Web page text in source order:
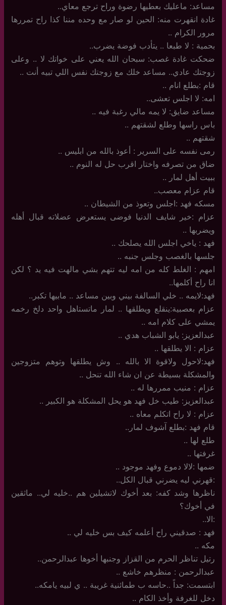
مساعد: ماعليك بعطيها رضوة وراح ترجع معاي..
غادة انقهرت منه: الحين لو صار مع وحده مننا كذا راح تمررها
مرور الكرام ..
بحمية : لا طبعا .. يتأدب فوضة يضرب..
ضحكت غادة غصب: سبحان الله يعني على خواتك لا .. وعلى
زوجتك عادي.. مساعد خلك مع زوجتك نفس اللي تبيه أنت ..
قام :بطلع انام ..
امه: لا اجلس تعشى..
مساعد ضايق: لا يمه مالي رغبة فيه ..
باس راسها وطلع لشقتهم ..
شقتهم ..
رمى نفسه على السرير : أعوذ بالله من ابليس ..
ضاق من تصرفه واختار اقرب حل له النوم ..
ببيت أهل لمار ..
قام عزام معصب..
مسكه فهد :اجلس وتعوذ من الشيطان ..
عزام :خير شايف الدنيا فوضى يستعرض عضلاته قبال أهله
ويضربها ..
فهد : ياخي اجلس الله يصلحك ..
جلسها بالغصب وجلس جنبه ..
امهم : الغلط كله من امه ليه تتهم بشي مالهت فيه يد ؟ لكن
انا راح أكلمها..
فهد:لايمه .. خلي السالفة بيني وبين مساعد .. مابيها تكبر..
عزام بعصبية:ينقلع ويطلقها .. لمار ماتستاهل واحد دلخ رخمه
يمشي على كلام امه ..
عبدالعزيز: يابو الشباب هدي ..
عزام : الا يطلقها ..
فهد:لاحول ولاقوة الا بالله .. وش يطلقها وتوهم متزوجين
والمشكلة بسيطة عن ان شاء الله تنحل ..
عزام : منيب ممررها له ..
عبدالعزيز: طيب خل فهد هو يحل المشكلة هو الكبير ..
عزام : لا راح اتكلم معاه ..
قام فهد :بطلع آشوف لمار..
طلع لها ..
غرفتها ..
ضمها :لالا دموع وفهد موجود ..
:قهرني ليه يضرني قبال الكل..
ناظرها وشد كفه: بعد أخوك لاتشيلين هم ..خليه لي.. ماثقين
في أخوك؟
:الا..
فهد : صدقيني راح أعلمه كيف بس خليه لي ..
مكه ..
رتيل تناظر الحرم من القزاز وجنبها أخوها عبدالرحمن..
عبدالرحمن : منظرهم خاشع ..
ابتسمت: جداً ..حاسه ب طمائنية غريبة .. ي لبيه يامكه..
دخل للغرفة وأخذ الكام ..